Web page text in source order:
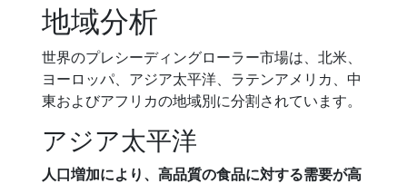
地域分析
世界のプレシーディングローラー市場は、北米、
ヨーロッパ、アジア太平洋、ラテンアメリカ、中
東およびアフリカの地域別に分割されています。
アジア太平洋
人口増加により、高品質の食品に対する需要が高